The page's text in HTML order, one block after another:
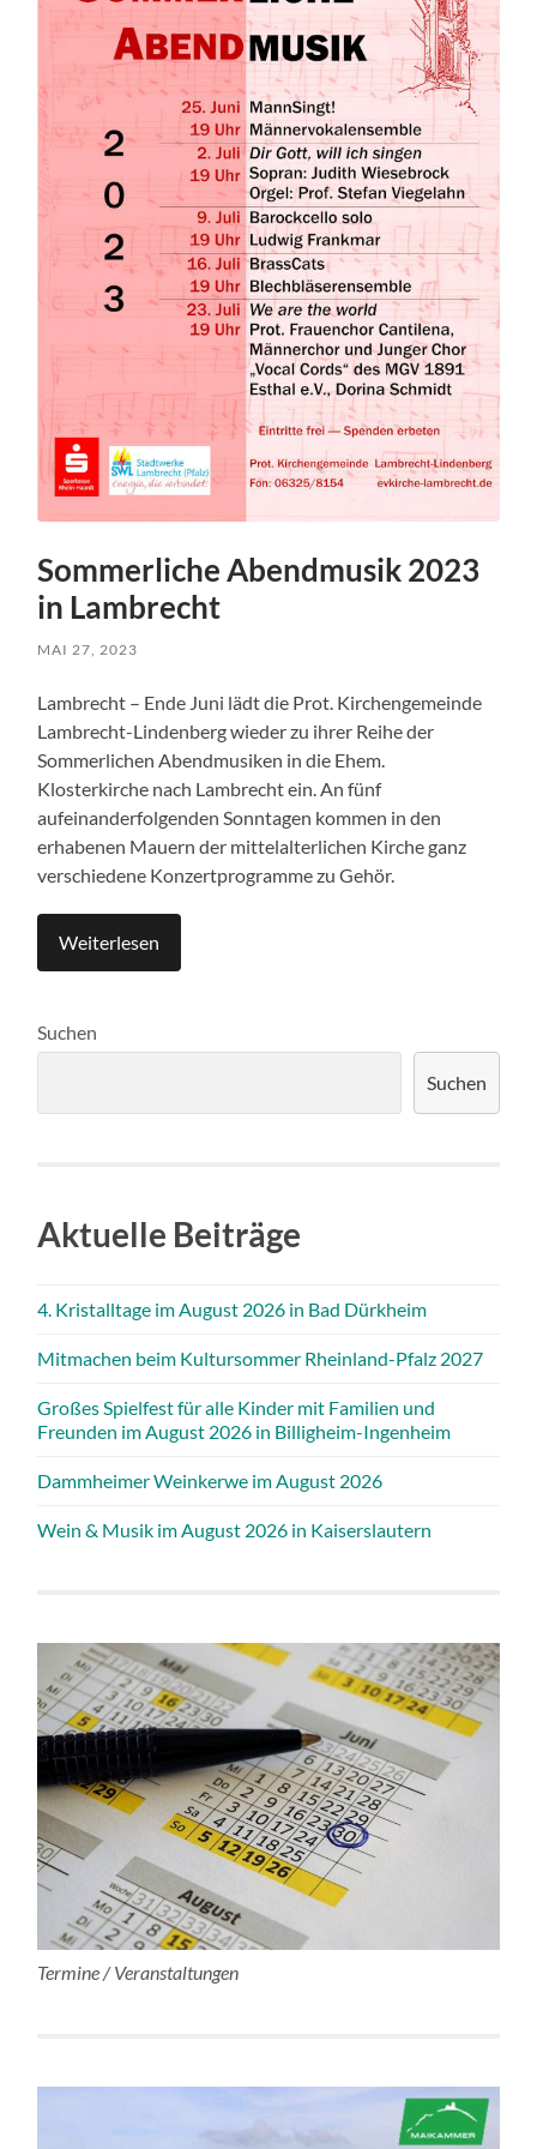
Sommerliche Abendmusik 2023
in Lambrecht
MAI 27, 2023
Lambrecht – Ende Juni lädt die Prot. Kirchengemeinde
Lambrecht-Lindenberg wieder zu ihrer Reihe der
Sommerlichen Abendmusiken in die Ehem.
Klosterkirche nach Lambrecht ein. An fünf
aufeinanderfolgenden Sonntagen kommen in den
erhabenen Mauern der mittelalterlichen Kirche ganz
verschiedene Konzertprogramme zu Gehör.
Weiterlesen
Suchen
Suchen
Aktuelle Beiträge
4. Kristalltage im August 2026 in Bad Dürkheim
Mitmachen beim Kultursommer Rheinland-Pfalz 2027
Großes Spielfest für alle Kinder mit Familien und
Freunden im August 2026 in Billigheim-Ingenheim
Dammheimer Weinkerwe im August 2026
Wein & Musik im August 2026 in Kaiserslautern
Termine / Veranstaltungen